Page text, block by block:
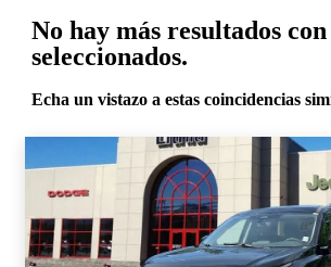
No hay más resultados
seleccionados.
Echa un vistazo a estas coincidencias